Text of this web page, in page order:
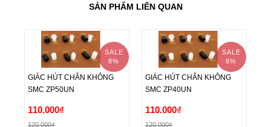
SẢN PHẨM LIÊN QUAN
SALE
8%
GIÁC HÚT CHÂN KHÔNG
SMC ZP50UN
GIÁC HÚT CHÂN KHÔNG
SMC ZP50UN
110.000₫
120.000₫
SALE
8%
GIÁC HÚT CHÂN KHÔNG
SMC ZP40UN
GIÁC HÚT CHÂN KHÔNG
SMC ZP40UN
110.000₫
120.000₫